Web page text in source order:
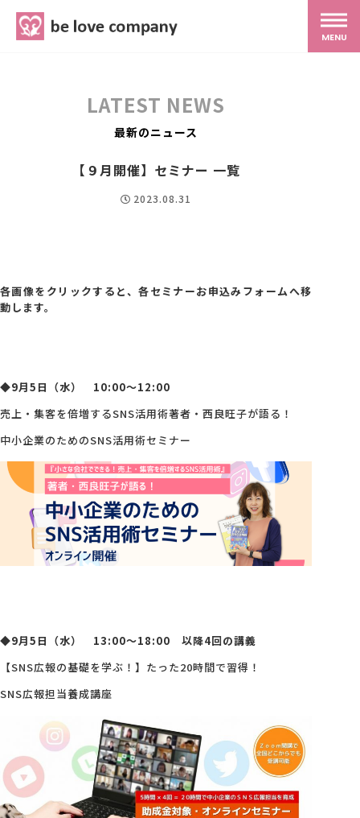
MENU
スタッフ紹介
会社概要
アクセス
採用情報
お問い合わせ
LATEST NEWS
最新のニュース
【９月開催】セミナー 一覧
2023.08.31
各画像をクリックすると、各セミナーお申込みフォームへ移
動します。
◆9月5日（水） 10:00～12:00
売上・集客を倍増するSNS活用術著者・西良旺子が語る！
中小企業のためのSNS活用術セミナー
◆9月5日（水） 13:00～18:00 以降4回の講義
【SNS広報の基礎を学ぶ！】たった20時間で習得！
SNS広報担当養成講座